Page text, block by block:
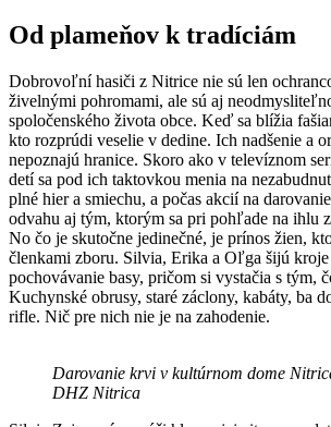
Od plameňov k tradíciám
Dobrovoľní hasiči z Nitrice nie sú len
živelnými pohromami, ale sú aj
spoločenského života obce. Keď sa blížia
kto rozprúdi veselie v dedine. Ich nadšenie a
nepoznajú hranice. Skoro ako v televíznom
detí sa pod ich taktovkou menia na
plné hier a smiechu, a počas akcií na
odvahu aj tým, ktorým sa pri pohľade na ihlu
No čo je skutočne jedinečné, je prínos žien,
členkami zboru. Silvia, Erika a Oľga šijú kroje
pochovávanie basy, pričom si vystačia s tým,
Kuchynské obrusy, staré záclony, kabáty, ba
rifle. Nič pre nich nie je na zahodenie.
Darovanie krvi v kultúrnom dome
DHZ Nitrica